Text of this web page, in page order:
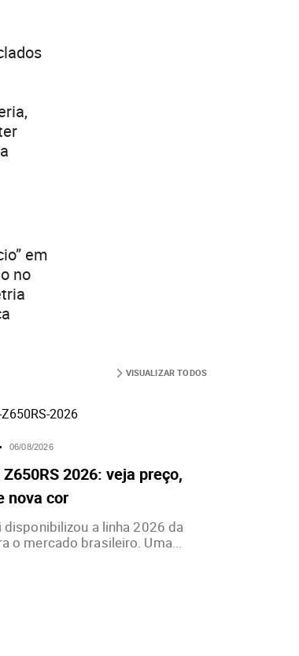
em
no
VISUALIZAR TODOS
06/08/2026
2026: veja preço,
nova cor
disponibilizou a linha 2026 da
o mercado brasileiro. Uma...